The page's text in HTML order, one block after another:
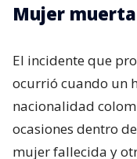
Mujer
El incidente que
ocurrió cuando un
nacionalidad
ocasiones dentro
mujer fallecida y